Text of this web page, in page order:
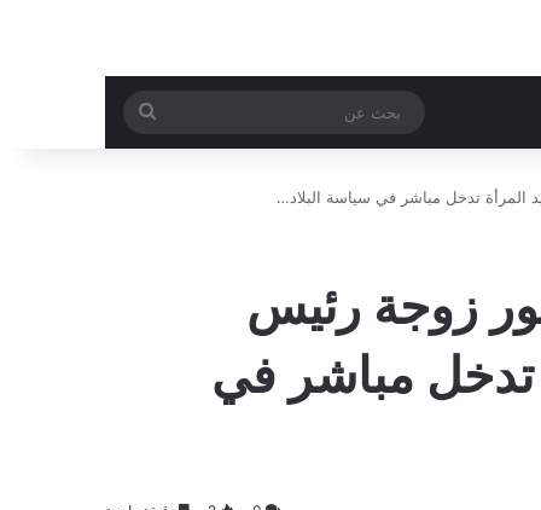
بحث
عن
المرأة تدخل مباشر في سياسة البلاد…
زوجة رئيس
تدخل مباشر في